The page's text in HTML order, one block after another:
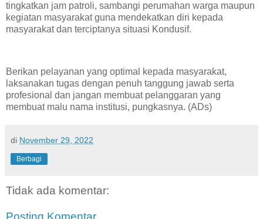
tingkatkan jam patroli, sambangi perumahan warga maupun
kegiatan masyarakat guna mendekatkan diri kepada
masyarakat dan terciptanya situasi Kondusif.
Berikan pelayanan yang optimal kepada masyarakat,
laksanakan tugas dengan penuh tanggung jawab serta
profesional dan jangan membuat pelanggaran yang
membuat malu nama institusi, pungkasnya. (ADs)
di November 29, 2022
Berbagi
Tidak ada komentar:
Posting Komentar